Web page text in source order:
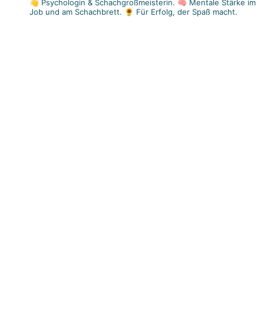
👋 Psychologin & Schachgroßmeisterin. 🧠 Mentale Stärke im
Job und am Schachbrett. 🌻 Für Erfolg, der Spaß macht.